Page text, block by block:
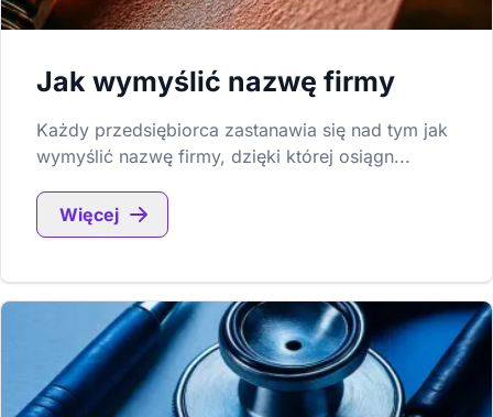
Jak wymyślić nazwę firmy
Każdy przedsiębiorca zastanawia się nad tym jak
wymyślić nazwę firmy, dzięki której osiągn...
Więcej